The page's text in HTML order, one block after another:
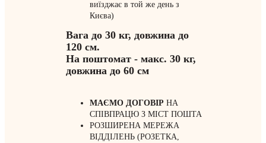
виїзджає в той же день з
Києва)
Вага до 30 кг, довжина до
120 см.
На поштомат - макс. 30 кг,
довжина до 60 см
МАЄМО ДОГОВІР НА
СПІВПРАЦЮ З МІСТ ПОШТА
РОЗШИРЕНА МЕРЕЖА
ВІДДІЛЕНЬ (РОЗЕТКА,